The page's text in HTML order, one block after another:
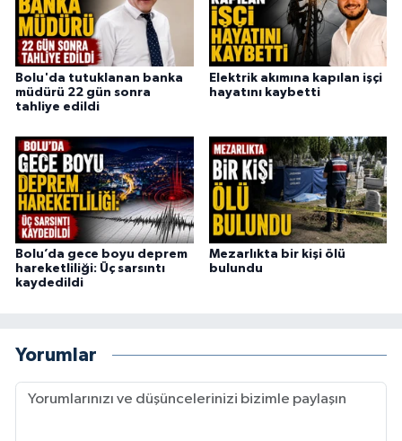
Bolu'da tutuklanan banka
müdürü 22 gün sonra
tahliye edildi
Elektrik akımına kapılan işçi
hayatını kaybetti
Bolu’da gece boyu deprem
hareketliliği: Üç sarsıntı
kaydedildi
Mezarlıkta bir kişi ölü
bulundu
Yorumlar